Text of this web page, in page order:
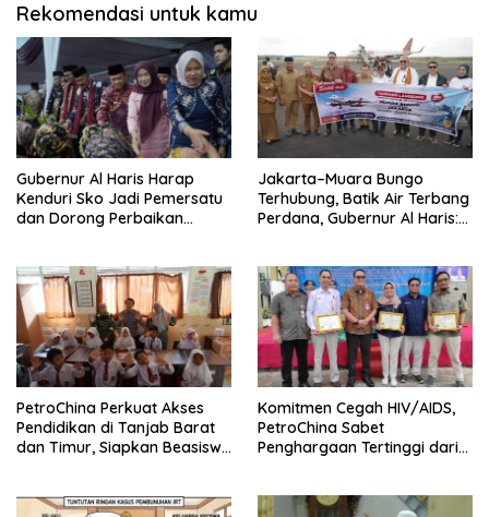
Rekomendasi untuk kamu
Gubernur Al Haris Harap
Kenduri Sko Jadi Pemersatu
dan Dorong Perbaikan
Jakarta–Muara Bungo
Terhubung, Batik Air Terbang
Perdana, Gubernur Al Haris:
PetroChina Perkuat Akses
Pendidikan di Tanjab Barat
dan Timur, Siapkan Beasiswa
Komitmen Cegah HIV/AIDS,
PetroChina Sabet
Penghargaan Tertinggi dari